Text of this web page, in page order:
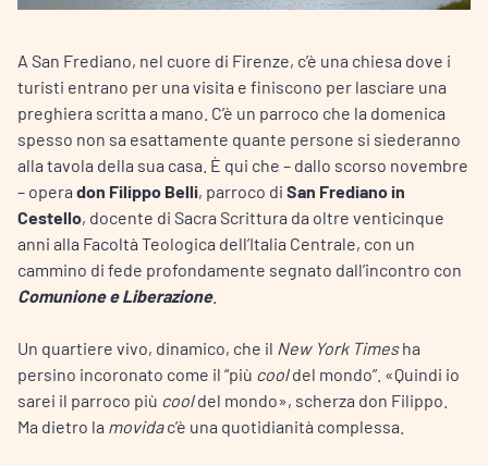
A San Frediano, nel cuore di Firenze, c’è una chiesa dove i
turisti entrano per una visita e finiscono per lasciare una
preghiera scritta a mano. C’è un parroco che la domenica
spesso non sa esattamente quante persone si siederanno
alla tavola della sua casa. È qui che – dallo scorso novembre
– opera don Filippo Belli, parroco di San Frediano in
Cestello, docente di Sacra Scrittura da oltre venticinque
anni alla Facoltà Teologica dell’Italia Centrale, con un
cammino di fede profondamente segnato dall’incontro con
Comunione e Liberazione.
Un quartiere vivo, dinamico, che il New York Timesha
persino incoronato come il “più cooldel mondo”. «Quindi io
sarei il parroco più cooldel mondo», scherza don Filippo.
Ma dietro la movidac’è una quotidianità complessa.